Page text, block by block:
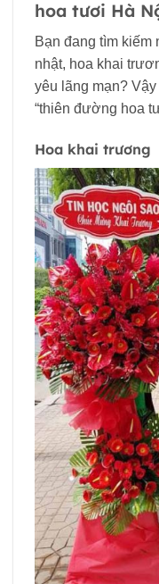
hoa tươi Hà
Bạn đang tìm
nhật, hoa khai
yêu lãng mạn?
“thiên đường hoa
Hoa khai trương